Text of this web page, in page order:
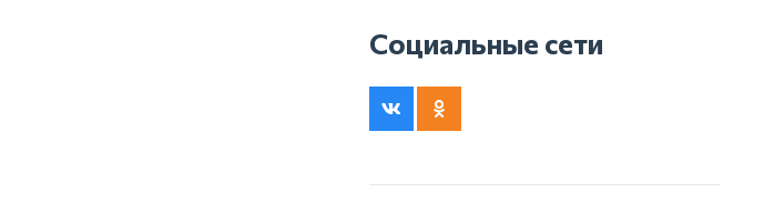
Социальные сети